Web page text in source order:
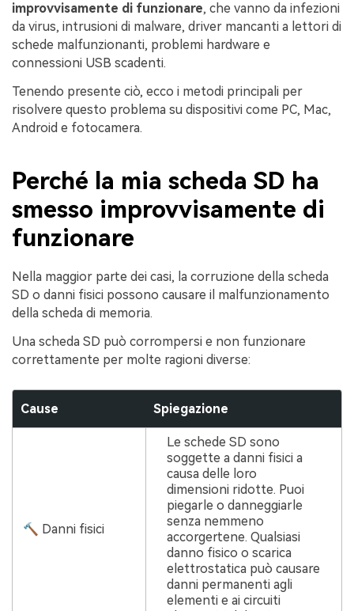
improvvisamente di funzionare, che vanno da infezioni
da virus, intrusioni di malware, driver mancanti a lettori di
schede malfunzionanti, problemi hardware e
connessioni USB scadenti.
Tenendo presente ciò, ecco i metodi principali per
risolvere questo problema su dispositivi come PC, Mac,
Android e fotocamera.
Perché la mia scheda SD ha
smesso improvvisamente di
funzionare
Nella maggior parte dei casi, la corruzione della scheda
SD o danni fisici possono causare il malfunzionamento
della scheda di memoria.
Una scheda SD può corrompersi e non funzionare
correttamente per molte ragioni diverse:
Cause Spiegazione
🔨 Danni fisici
Le schede SD sono
soggette a danni fisici a
causa delle loro
dimensioni ridotte. Puoi
piegarle o danneggiarle
senza nemmeno
accorgertene. Qualsiasi
danno fisico o scarica
elettrostatica può causare
danni permanenti agli
elementi e ai circuiti